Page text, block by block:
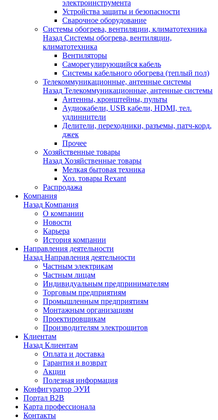
электроинструмента
Устройства защиты и безопасности
Сварочное оборудование
Системы обогрева, вентиляции, климатотехника
Назад Системы обогрева, вентиляции,
климатотехника
Вентиляторы
Саморегулирующийся кабель
Системы кабельного обогрева (теплый пол)
Телекоммуникационные, антенные системы
Назад Телекоммуникационные, антенные системы
Антенны, кронштейны, пульты
Аудиокабели, USB кабели, HDMI, тел.
удлиннители
Делители, переходники, разъемы, патч-корд,
джек
Прочее
Хозяйственные товары
Назад Хозяйственные товары
Мелкая бытовая техника
Хоз. товары Rexant
Распродажа
Компания
Назад Компания
О компании
Новости
Карьера
История компании
Направления деятельности
Назад Направления деятельности
Частным электрикам
Частным лицам
Индивидуальным предпринимателям
Торговым предприятиям
Промышленным предприятиям
Монтажным организациям
Проектировщикам
Производителям электрощитов
Клиентам
Назад Клиентам
Оплата и доставка
Гарантия и возврат
Акции
Полезная информация
Конфигуратор ЭУИ
Портал B2B
Карта профессионала
Контакты